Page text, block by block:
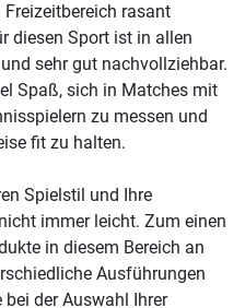
rasant
diesen Sport ist in allen
sehr gut nachvollziehbar.
Spaß, sich in Matches mit
zu messen und
fit zu halten.
Spielstil und Ihre
immer leicht. Zum einen
in diesem Bereich an
Ausführungen
der Auswahl Ihrer